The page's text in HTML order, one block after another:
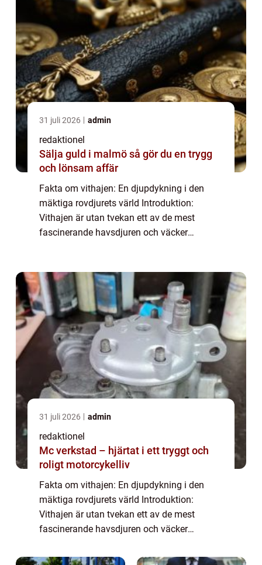
31 juli 2026 admin
redaktionel
Sälja guld i malmö så gör du en trygg
och lönsam affär
Fakta om vithajen: En djupdykning i den
mäktiga rovdjurets värld Introduktion:
Vithajen är utan tvekan ett av de mest
fascinerande havsdjuren och väcker
utforska oli...
31 juli 2026 admin
redaktionel
Mc verkstad – hjärtat i ett tryggt och
roligt motorcykelliv
Fakta om vithajen: En djupdykning i den
mäktiga rovdjurets värld Introduktion:
Vithajen är utan tvekan ett av de mest
fascinerande havsdjuren och väcker
hela världen. I denna artikel kommer vi att